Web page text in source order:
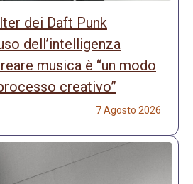
dei Daft Punk
dell’intelligenza
musica è “un modo
creativo”
7 Agosto 2026